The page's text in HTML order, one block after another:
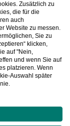
über
e-
Zusätzlich zu
die für die
auch
Website zu messen.
Sie zu
klicken,
auf "Nein,
und wenn Sie auf
platzieren. Wenn
Auswahl später